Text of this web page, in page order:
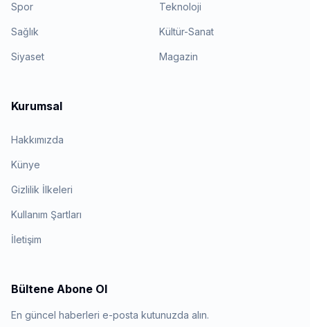
Spor Teknoloji
Sağlık Kültür-Sanat
Siyaset Magazin
Kurumsal
Hakkımızda
Künye
Gizlilik İlkeleri
Kullanım Şartları
İletişim
Bültene Abone Ol
En güncel haberleri e-posta kutunuzda alın.